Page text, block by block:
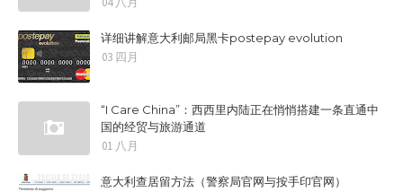
详细讲解意大利邮局黑卡postepay evolution
03 四月
“I Care China”：西西里内陆正在悄悄搭建一条直通中
国的经贸与旅游通道
01 八月
意大利查居留方法（警察局官网与按手印官网）